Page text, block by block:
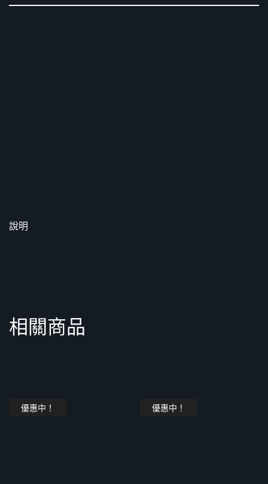
說明
相關商品
優惠中！ 優惠中！